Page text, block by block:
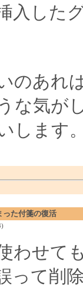
入した
のあれ
な気が
します
った付箋の復活
わせて
って削